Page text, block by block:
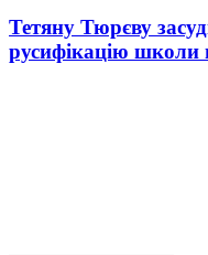
Тетяну Тюрєву
русифікацію школи